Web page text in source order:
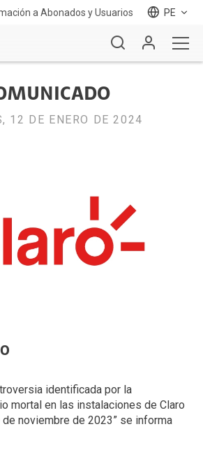
a Abonados y Usuarios PE
12 DE ENERO DE 2024
identificada por la
mortal en las instalaciones de Claro
de noviembre de 2023” se informa